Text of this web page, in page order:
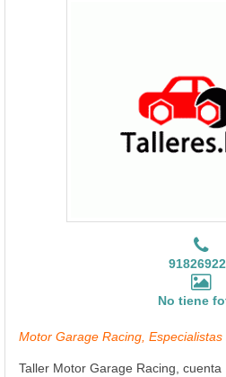
No tiene
Motor Garage Racing,
Taller Motor Garage Racing,